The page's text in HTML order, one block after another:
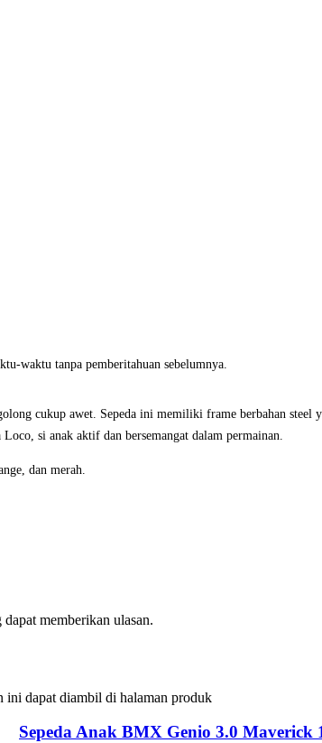
waktu tanpa pemberitahuan sebelumnya.
cukup awet. Sepeda ini memiliki frame berbahan
si anak aktif dan bersemangat dalam permainan.
dan merah.
memberikan ulasan.
dapat diambil di halaman produk
Sepeda Anak BMX Genio 3.0 Maverick